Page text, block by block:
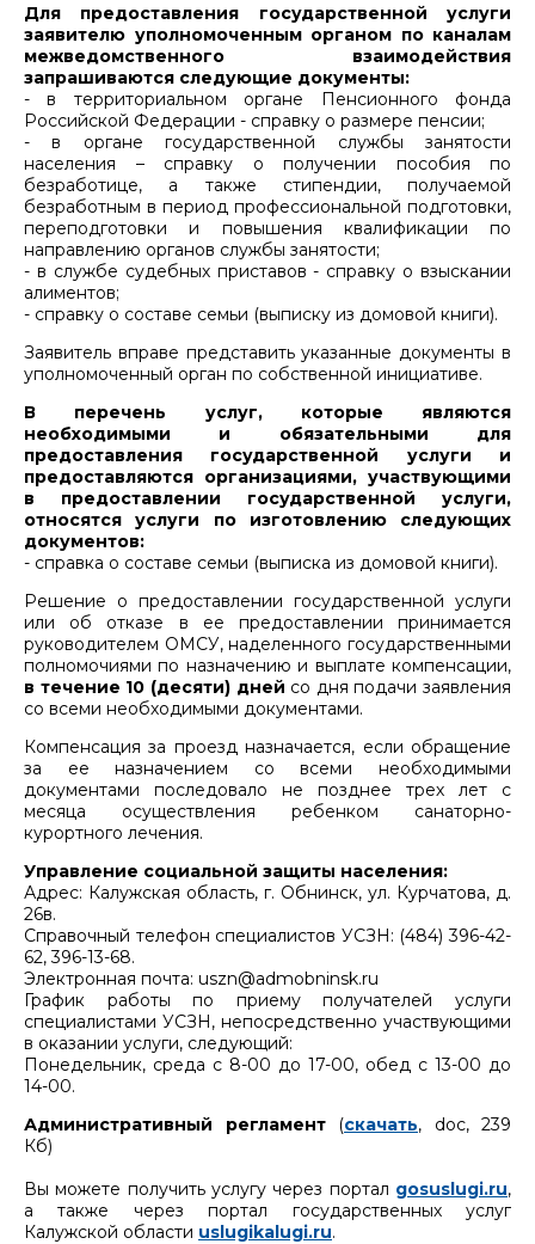
Для предоставления государственной услуги
заявителю уполномоченным органом по каналам
межведомственного взаимодействия
запрашиваются следующие документы:
- в территориальном органе Пенсионного фонда
Российской Федерации - справку о размере пенсии;
- в органе государственной службы занятости
населения – справку о получении пособия по
безработице, а также стипендии, получаемой
безработным в период профессиональной подготовки,
переподготовки и повышения квалификации по
направлению органов службы занятости;
- в службе судебных приставов - справку о взыскании
алиментов;
- справку о составе семьи (выписку из домовой книги).
Заявитель вправе представить указанные документы в
уполномоченный орган по собственной инициативе.
В перечень услуг, которые являются
необходимыми и обязательными для
предоставления государственной услуги и
предоставляются организациями, участвующими
в предоставлении государственной услуги,
относятся услуги по изготовлению следующих
документов:
- справка о составе семьи (выписка из домовой книги).
Решение о предоставлении государственной услуги
или об отказе в ее предоставлении принимается
руководителем ОМСУ, наделенного государственными
полномочиями по назначению и выплате компенсации,
в течение 10 (десяти) дней со дня подачи заявления
со всеми необходимыми документами.
Компенсация за проезд назначается, если обращение
за ее назначением со всеми необходимыми
документами последовало не позднее трех лет с
месяца осуществления ребенком санаторно-
курортного лечения.
Управление социальной защиты населения:
Адрес: Калужская область, г. Обнинск, ул. Курчатова, д.
26в.
Справочный телефон специалистов УСЗН: (484) 396-42-
62, 396-13-68.
Электронная почта: uszn@admobninsk.ru
График работы по приему получателей услуги
специалистами УСЗН, непосредственно участвующими
в оказании услуги, следующий:
Понедельник, среда с 8-00 до 17-00, обед с 13-00 до
14-00.
Административный регламент(скачать, doc, 239
Кб)
Вы можете получить услугу через портал gosuslugi.ru,
а также через портал государственных услуг
Калужской области uslugikalugi.ru.